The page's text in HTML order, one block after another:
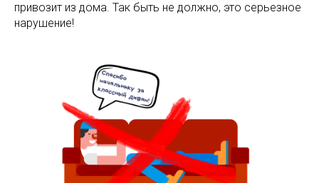
привозит из дома. Так быть не должно, это серьезное
нарушение!